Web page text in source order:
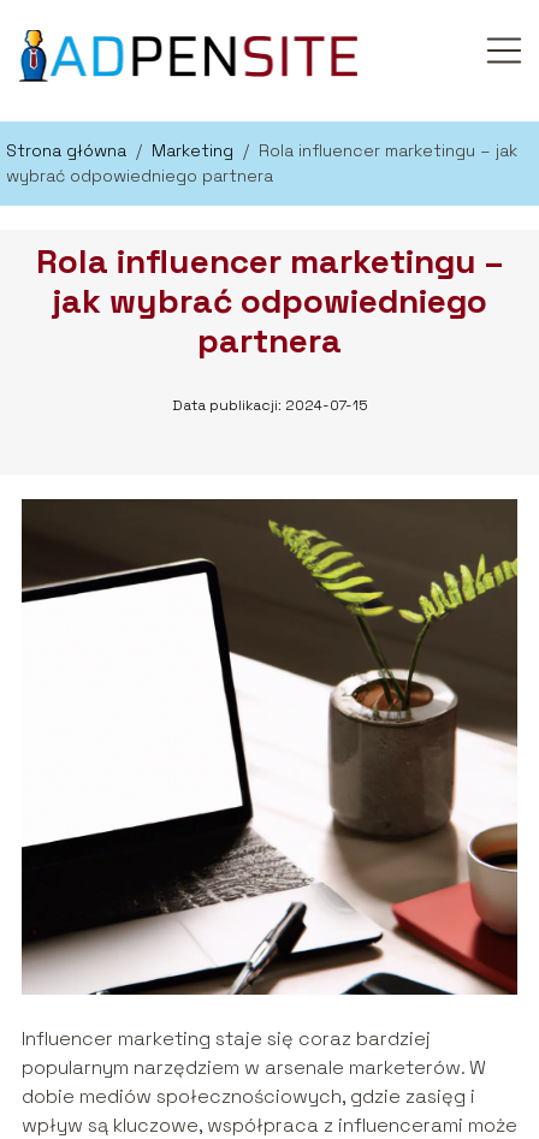
Strona główna / Marketing / Rola influencer marketingu – jak
wybrać odpowiedniego partnera
Rola influencer marketingu –
jak wybrać odpowiedniego
partnera
Data publikacji: 2024-07-15
Influencer marketing staje się coraz bardziej
popularnym narzędziem w arsenale marketerów. W
dobie mediów społecznościowych, gdzie zasięg i
wpływ są kluczowe, współpraca z influencerami może